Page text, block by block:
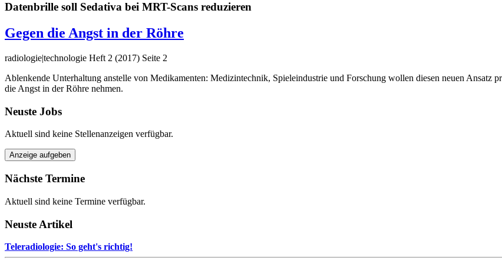
Datenbrille soll Sedativa bei MRT-Scans reduzieren
Gegen die Angst in der Röhre
radiologie|technologie Heft 2 (2017) Seite 2
Ablenkende Unterhaltung anstelle von Medikamenten: Medizintechnik, Spieleindustrie und Forschung wollen diesen neuen Ansatz
die Angst in der Röhre nehmen.
Neuste Jobs
Aktuell sind keine Stellenanzeigen verfügbar.
Anzeige aufgeben
Nächste Termine
Aktuell sind keine Termine verfügbar.
Neuste Artikel
Teleradiologie: So geht's richtig!